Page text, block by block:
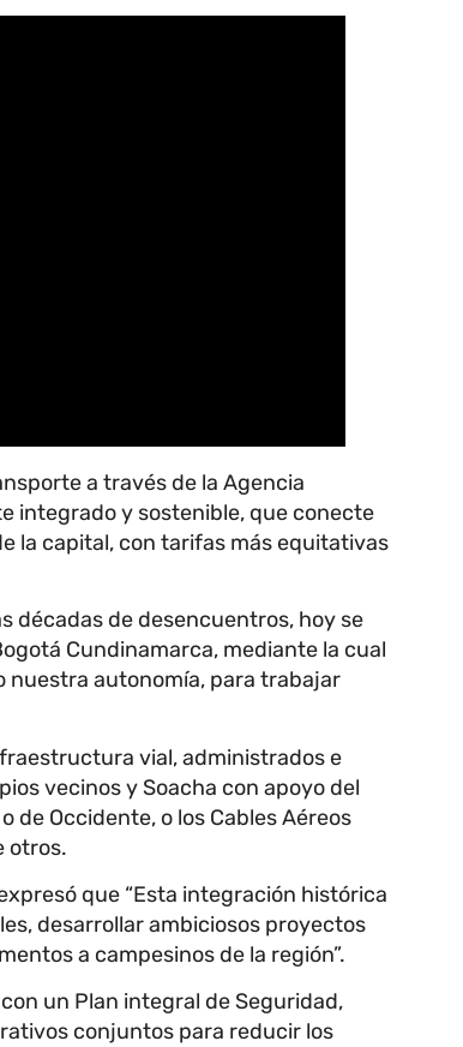
a través de la Agencia
integrado y sostenible, que conecte
la capital, con tarifas más equitativas
décadas de desencuentros, hoy se
Cundinamarca, mediante la cual
nuestra autonomía, para trabajar
vial, administrados e
vecinos y Soacha con apoyo del
de Occidente, o los Cables Aéreos
otros.
que “Esta integración histórica
desarrollar ambiciosos proyectos
a campesinos de la región”.
un Plan integral de Seguridad,
conjuntos para reducir los